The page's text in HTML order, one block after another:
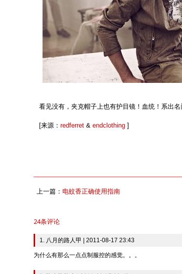
看见没有，夹克帽子上也有护目镜！血统！系出名
[来源： redferret& endclothing]
上一篇： 电蚊香正确使用指南
24条评论
1. 八月的路人甲 | 2011-08-17 23:43
为什么有那么一点点制服控的感觉。。。